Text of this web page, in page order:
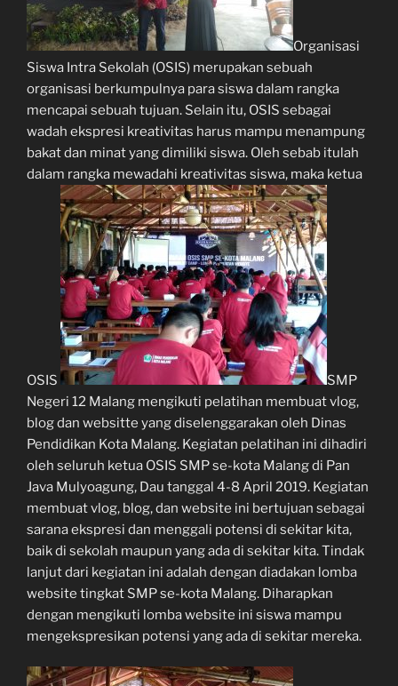
Organisasi
Siswa Intra Sekolah (OSIS) merupakan sebuah
organisasi berkumpulnya para siswa dalam rangka
mencapai sebuah tujuan. Selain itu, OSIS sebagai
wadah ekspresi kreativitas harus mampu menampung
bakat dan minat yang dimiliki siswa. Oleh sebab itulah
dalam rangka mewadahi kreativitas siswa, maka ketua
OSIS
SMP
Negeri 12 Malang mengikuti pelatihan membuat vlog,
blog dan websitte yang diselenggarakan oleh Dinas
Pendidikan Kota Malang. Kegiatan pelatihan ini dihadiri
oleh seluruh ketua OSIS SMP se-kota Malang di Pan
Java Mulyoagung, Dau tanggal 4-8 April 2019. Kegiatan
membuat vlog, blog, dan website ini bertujuan sebagai
sarana ekspresi dan menggali potensi di sekitar kita,
baik di sekolah maupun yang ada di sekitar kita. Tindak
lanjut dari kegiatan ini adalah dengan diadakan lomba
website tingkat SMP se-kota Malang. Diharapkan
dengan mengikuti lomba website ini siswa mampu
mengekspresikan potensi yang ada di sekitar mereka.